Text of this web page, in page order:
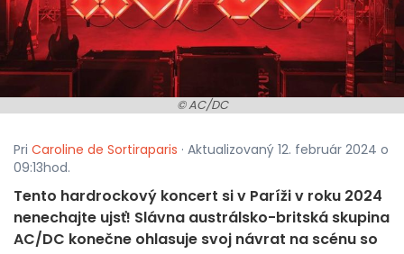
© AC/DC
Pri Caroline de Sortiraparis · Aktualizovaný 12. február 2024 o
09:13hod.
Tento hardrockový koncert si v Paríži v roku 2024
nenechajte ujsť! Slávna austrálsko-britská skupina
AC/DC konečne ohlasuje svoj návrat na scénu so